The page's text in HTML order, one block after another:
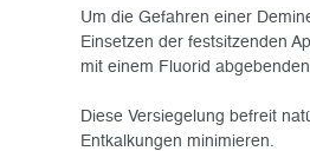
Um die Gefahren einer
Einsetzen der festsitzenden
mit einem Fluorid
Diese Versiegelung befreit
Entkalkungen minimieren.